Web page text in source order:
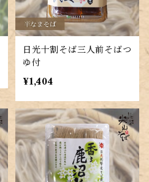
日光十割そば三人前そばつ
ゆ付
¥1,404